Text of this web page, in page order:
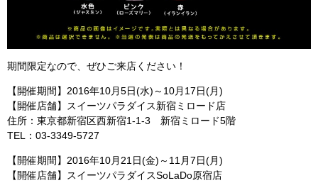
期間限定なので、ぜひご来店ください ！
【開催期間】2016年10月5日(水)～10月17日(月)
【開催店舗】スイーツパラダイス新宿ミロード店
住所：東京都新宿区西新宿1-1-3 新宿ミロード5階
TEL：03-3349-5727
【開催期間】2016年10月21日(金)～11月7日(月)
【開催店舗】スイーツパラダイスSoLaDo原宿店